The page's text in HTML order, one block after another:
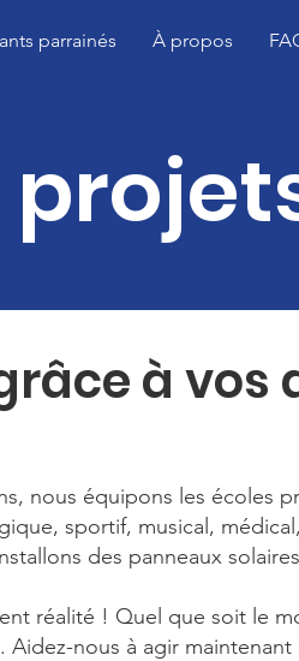
parrainés À propos
à vos
nous équipons les écoles
sportif, musical,
des panneaux
réalité ! Quel que soit le
nous à agir